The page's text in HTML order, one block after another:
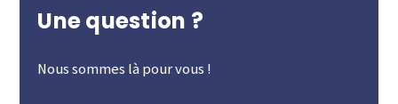
Une question ?
Nous sommes là pour vous !